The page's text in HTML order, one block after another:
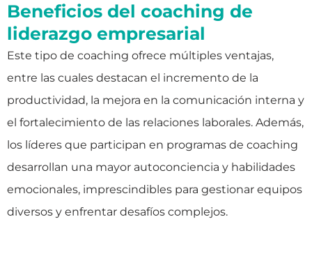
Beneficios del coaching de
liderazgo empresarial
Este tipo de coaching ofrece múltiples ventajas,
entre las cuales destacan el incremento de la
productividad, la mejora en la comunicación interna y
el fortalecimiento de las relaciones laborales. Además,
los líderes que participan en programas de coaching
desarrollan una mayor autoconciencia y habilidades
emocionales, imprescindibles para gestionar equipos
diversos y enfrentar desafíos complejos.